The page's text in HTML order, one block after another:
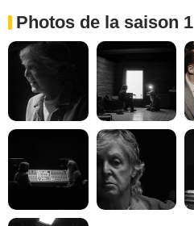
Photos de la saison 1